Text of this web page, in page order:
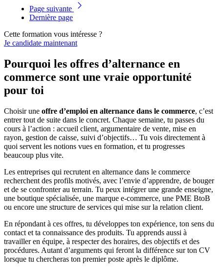
Page suivante
Dernière page
Cette formation vous intéresse ?
Je candidate maintenant
Pourquoi les offres d’alternance en
commerce sont une vraie opportunité
pour toi
Choisir une offre d’emploi en alternance dans le commerce, c’est
entrer tout de suite dans le concret. Chaque semaine, tu passes du
cours à l’action : accueil client, argumentaire de vente, mise en
rayon, gestion de caisse, suivi d’objectifs… Tu vois directement à
quoi servent les notions vues en formation, et tu progresses
beaucoup plus vite.
Les entreprises qui recrutent en alternance dans le commerce
recherchent des profils motivés, avec l’envie d’apprendre, de bouger
et de se confronter au terrain. Tu peux intégrer une grande enseigne,
une boutique spécialisée, une marque e-commerce, une PME BtoB
ou encore une structure de services qui mise sur la relation client.
En répondant à ces offres, tu développes ton expérience, ton sens du
contact et ta connaissance des produits. Tu apprends aussi à
travailler en équipe, à respecter des horaires, des objectifs et des
procédures. Autant d’arguments qui feront la différence sur ton CV
lorsque tu chercheras ton premier poste après le diplôme.